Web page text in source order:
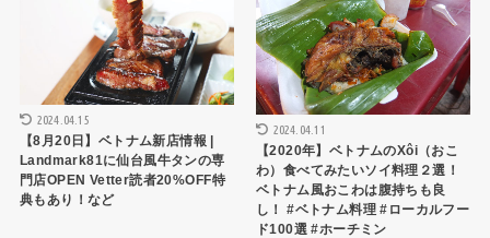
2024.04.15
【8月20日】ベトナム新店情報 |
Landmark81に仙台風牛タンの専
門店OPEN Vetter読者20%OFF特
典もあり！など
2024.04.11
【2020年】ベトナムのXôi（おこ
わ）食べてみたいソイ料理２選！
ベトナム風おこわは腹持ちも良
し！ #ベトナム料理 #ローカルフー
ド100選 #ホーチミン